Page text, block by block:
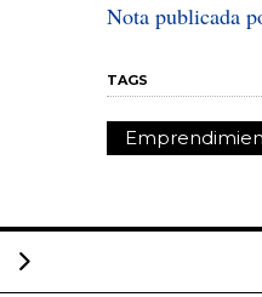
Nota publicada
TAGS